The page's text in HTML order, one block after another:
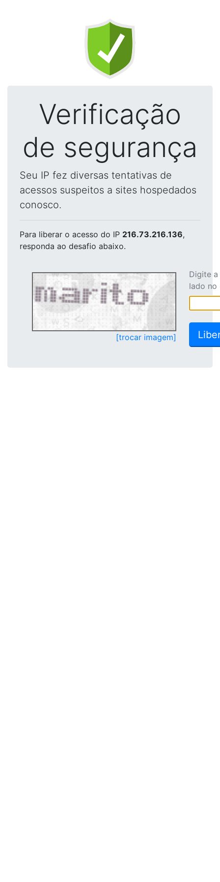
Verificação
de segurança
Seu IP fez diversas tentativas de
acessos suspeitos a sites hospedados
conosco.
Para liberar o acesso do IP 216.73.216.136,
responda ao desafio abaixo.
[trocar imagem]
Digite
lado no